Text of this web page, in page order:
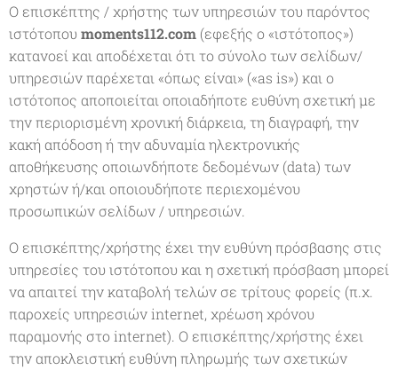
Ο επισκέπτης / χρήστης των υπηρεσιών του παρόντος
ιστότοπου moments112.com (εφεξής ο «ιστότοπος»)
κατανοεί και αποδέχεται ότι το σύνολο των σελίδων/
υπηρεσιών παρέχεται «όπως είναι» («as is») και ο
ιστότοπος αποποιείται οποιαδήποτε ευθύνη σχετική με
την περιορισμένη χρονική διάρκεια, τη διαγραφή, την
κακή απόδοση ή την αδυναμία ηλεκτρονικής
αποθήκευσης οποιωνδήποτε δεδομένων (data) των
χρηστών ή/και οποιουδήποτε περιεχομένου
προσωπικών σελίδων / υπηρεσιών.
Ο επισκέπτης/χρήστης έχει την ευθύνη πρόσβασης στις
υπηρεσίες του ιστότοπου και η σχετική πρόσβαση μπορεί
να απαιτεί την καταβολή τελών σε τρίτους φορείς (π.χ.
παροχείς υπηρεσιών internet, χρέωση χρόνου
παραμονής στο internet). Ο επισκέπτης/χρήστης έχει
την αποκλειστική ευθύνη πληρωμής των σχετικών